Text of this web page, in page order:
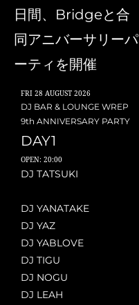
日間、Bridgeと合
同アニバーサリーパ
ーティを開催
FRI 28 AUGUST 2026
DJ BAR & LOUNGE WREP
9th ANNIVERSARY PARTY
DAY1
OPEN: 20:00
DJ TATSUKI
DJ YANATAKE
DJ YAZ
DJ YABLOVE
DJ TIGU
DJ NOGU
DJ LEAH